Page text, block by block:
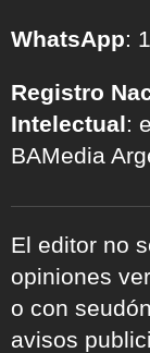
WhatsApp:
Registro
Intelectual:
BAMedia
El editor no
opiniones
o con
avisos